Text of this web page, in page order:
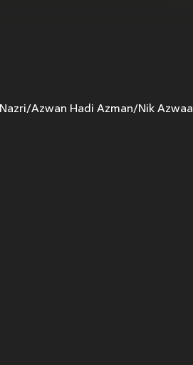
Azwan Hadi Azman/Nik Azwaa